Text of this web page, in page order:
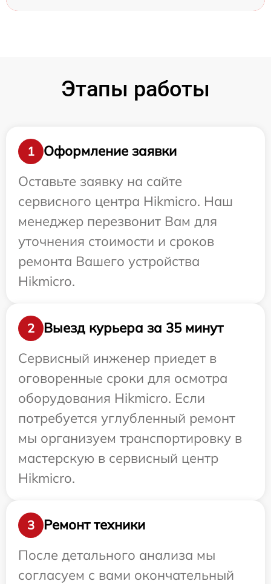
Этапы работы
1
Оформление заявки
Оставьте заявку на сайте
сервисного центра Hikmicro. Наш
менеджер перезвонит Вам для
уточнения стоимости и сроков
ремонта Вашего устройства
Hikmicro.
2
Выезд курьера за 35 минут
Сервисный инженер приедет в
оговоренные сроки для осмотра
оборудования Hikmicro. Если
потребуется углубленный ремонт
мы организуем транспортировку в
мастерскую в сервисный центр
Hikmicro.
3
Ремонт техники
После детального анализа мы
согласуем с вами окончательный